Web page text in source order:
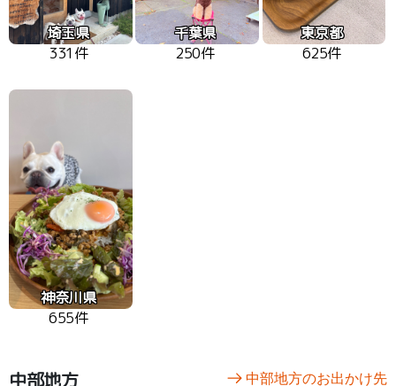
埼玉県
331件
千葉県
250件
東京都
625件
神奈川県
655件
中部地方 中部地方のお出かけ先